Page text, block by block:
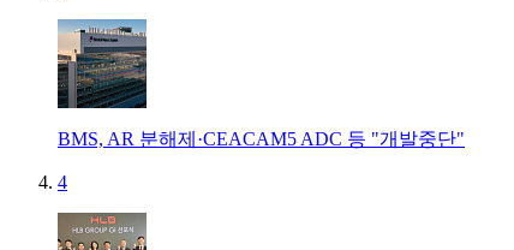
BMS, AR 분해제·CEACAM5 ADC 등 "개발중단"
4